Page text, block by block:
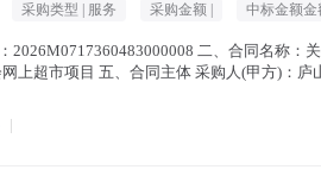
采购类型 | 服务 采购金额 | 中标金额
2026M0717360483000008 二、合同名称：
上超市项目 五、合同主体 采购人(甲方)：
|